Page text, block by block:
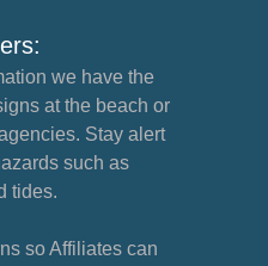
we have the
at the beach or
Stay alert
such as
tides.
so Affiliates can